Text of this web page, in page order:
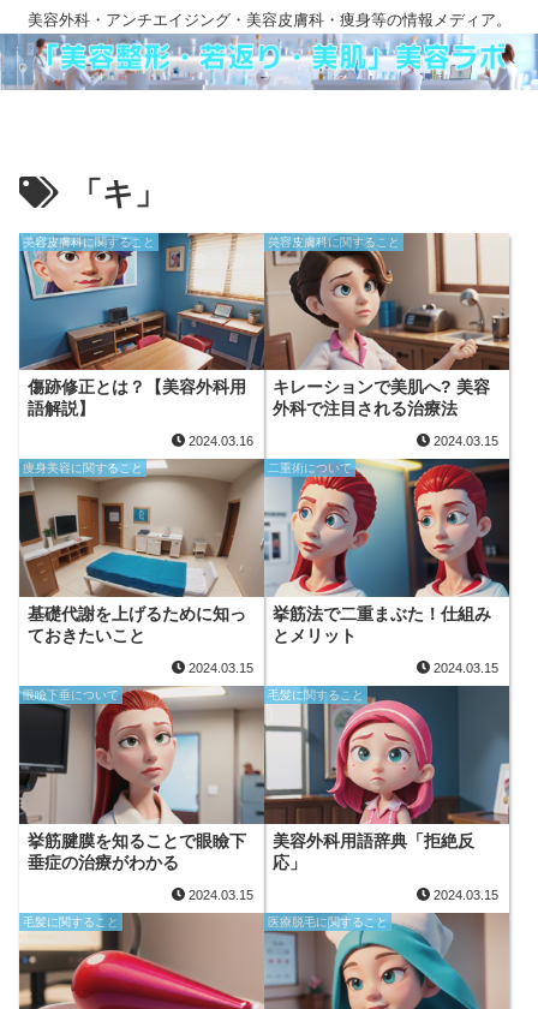
美容外科・アンチエイジング・美容皮膚科・痩身等の情報メディア。
「キ」
美容皮膚科に関すること
傷跡修正とは？【美容外科用
語解説】
2024.03.16
美容皮膚科に関すること
キレーションで美肌へ? 美容
外科で注目される治療法
2024.03.15
痩身美容に関すること
基礎代謝を上げるために知っ
ておきたいこと
2024.03.15
二重術について
挙筋法で二重まぶた！仕組み
とメリット
2024.03.15
眼瞼下垂について
挙筋腱膜を知ることで眼瞼下
垂症の治療がわかる
2024.03.15
毛髪に関すること
美容外科用語辞典「拒絶反
応」
2024.03.15
毛髪に関すること 医療脱毛に関すること